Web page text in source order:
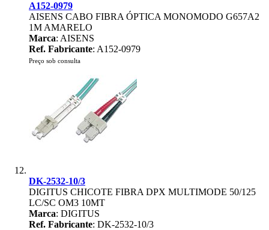
A152-0979
AISENS CABO FIBRA ÓPTICA MONOMODO G657A2
1M AMARELO
Marca: AISENS
Ref. Fabricante: A152-0979
Preço sob consulta
DK-2532-10/3
DIGITUS CHICOTE FIBRA DPX MULTIMODE 50/125
LC/SC OM3 10MT
Marca: DIGITUS
Ref. Fabricante: DK-2532-10/3